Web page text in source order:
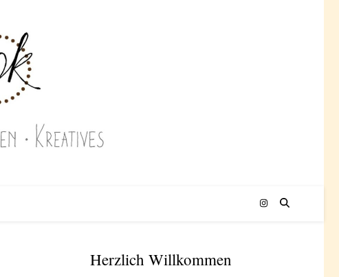
Herzlich Willkommen